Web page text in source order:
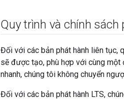
Quy trình và chính sách
Đối với các bản phát hành liên tục,
sẽ được tạo, phù hợp với cùng một
nhanh, chúng tôi không chuyển
Đối với các bản phát hành LTS,